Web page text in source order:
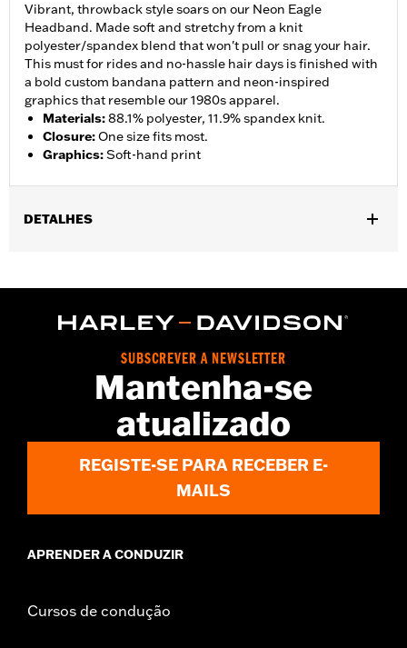
Vibrant, throwback style soars on our Neon Eagle
Headband. Made soft and stretchy from a knit
polyester/spandex blend that won't pull or snag your hair.
This must for rides and no-hassle hair days is finished with
a bold custom bandana pattern and neon-inspired
graphics that resemble our 1980s apparel.
Materials:88.1% polyester, 11.9% spandex knit.
Closure:One size fits most.
Graphics:Soft-hand print
DETALHES
WARRANTY:2 year limited warranty – Go towww.h-
Imported
SUBSCREVER A NEWSLETTER
Mantenha-se
atualizado
REGISTE-SE PARA RECEBER E-
MAILS
APRENDER A CONDUZIR
Cursos de condução